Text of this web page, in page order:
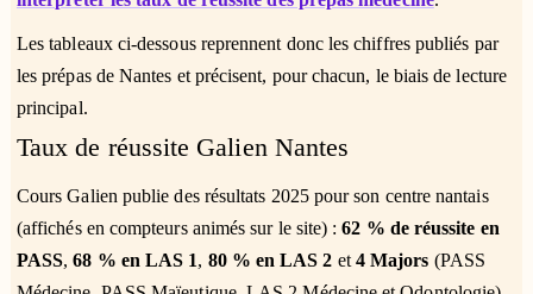
Les tableaux ci-dessous reprennent donc les chiffres publiés par
les prépas de Nantes et précisent, pour chacun, le biais de lecture
principal.
Taux de réussite Galien Nantes
Cours Galien publie des résultats 2025 pour son centre nantais
(affichés en compteurs animés sur le site) :62 % de réussite en
PASS,68 % en LAS 1, 80 % en LAS 2 et 4 Majors (PASS